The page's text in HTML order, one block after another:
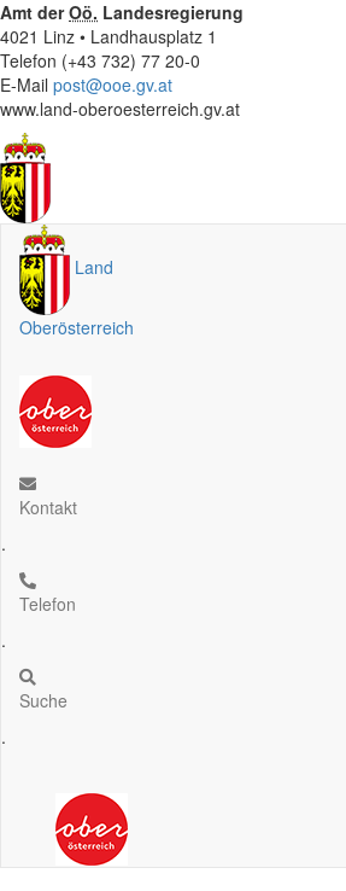
Amt derOö. Landesregierung
4021 Linz • Landhausplatz 1
Telefon (+43 732) 77 20-0
E-Mail post@ooe.gv.at
www.land-oberoesterreich.gv.at
Land
Oberösterreich
Kontakt
.
Telefon
.
Suche
.